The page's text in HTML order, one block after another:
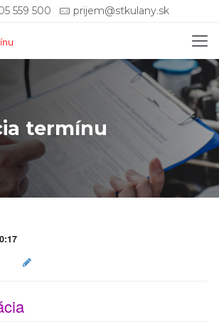
559 500 prijem@stkulany.sk
termínu